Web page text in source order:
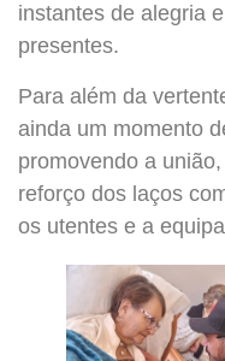
instantes de alegria
presentes.
Para além da
ainda um momento
promovendo a
reforço dos laços
os utentes e a